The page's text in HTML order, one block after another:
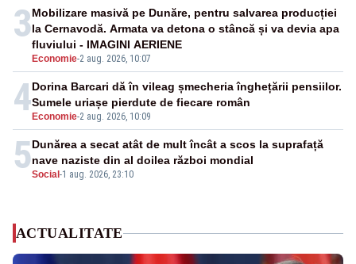
3
Economie-2 aug. 2026, 10:07
Mobilizare masivă pe Dunăre, pentru salvarea producției
la Cernavodă. Armata va detona o stâncă și va devia apa
fluviului - IMAGINI AERIENE
4 Economie-2 aug. 2026, 10:09
Dorina Barcari dă în vileag șmecheria înghețării pensiilor.
Sumele uriașe pierdute de fiecare român
5Social -1 aug. 2026, 23:10
Dunărea a secat atât de mult încât a scos la suprafață
nave naziste din al doilea război mondial
ACTUALITATE